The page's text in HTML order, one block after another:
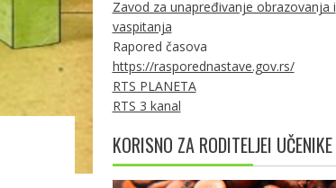
Zavod za unapređivanje obrazovanja i
vaspitanja
Rapored časova
https://rasporednastave.gov.rs/
RTS PLANETA
RTS 3 kanal
KORISNO ZA RODITELJEI UČENIKE